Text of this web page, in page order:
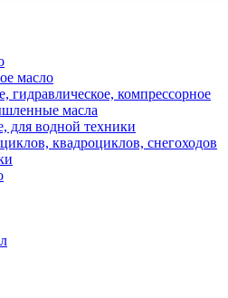
масло
гидравлическое, компрессорное
масла
для водной техники
квадроциклов, снегоходов